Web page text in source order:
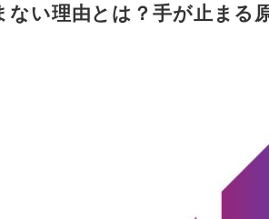
ない理由とは？手が止まる